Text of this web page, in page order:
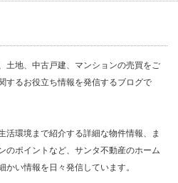
土地、中古戸建、マンションの売買をご
するお役立ち情報を発信するブログで
活環境まで紹介する詳細な物件情報、ま
のポイントなど、サンタ不動産のホーム
い情報を日々発信しています。